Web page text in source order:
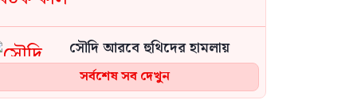
সৌদি আরবে হুথিদের হামলায়
শিশুসহ আহত ১১ জন, বড় হামলার
আশঙ্কায় রিয়াদ
সর্বশেষ সব দেখুন